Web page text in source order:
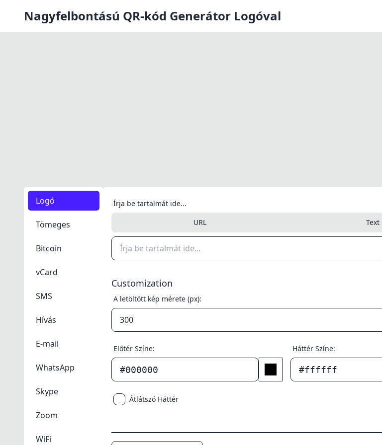
Nagyfelbontású QR-kód Generátor Logóval
Logó
Tömeges
Bitcoin
vCard
SMS
Hívás
E-mail
WhatsApp
Skype
Zoom
WiFi
Írja be tartalmát ide...
URL
Text
Customization
A letöltött kép mérete (px):
Előtér Színe:
#000000
Háttér Színe:
#ffffff
Átlátszó Háttér